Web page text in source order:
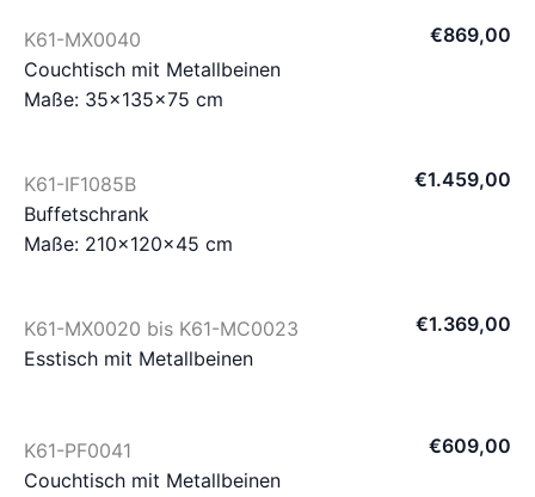
K61-MX0040 €869,00
Couchtisch mit Metallbeinen
Maße: 35×135×75 cm
K61-IF1085B €1.459,00
Buffetschrank
Maße: 210×120×45 cm
K61-MX0020 bis K61-MC0023 €1.369,00
Esstisch mit Metallbeinen
K61-PF0041 €609,00
Couchtisch mit Metallbeinen